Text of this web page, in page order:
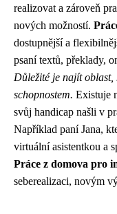
realizovat a zároveň
nových možností.
dostupnější a
psaní textů, překlady,
Důležité je najít
schopnostem. Existuje
svůj handicap našli v
Například paní Jana,
virtuální asistentkou a
Práce z domova pro
seberealizaci, novým